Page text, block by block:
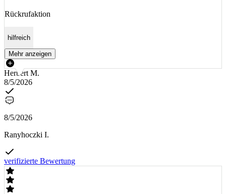
Rückrufaktion
hilfreich
Mehr anzeigen
Herbert M.
8/5/2026
8/5/2026
Ranyhoczki I.
verifizierte Bewertung